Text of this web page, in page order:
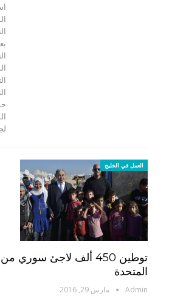
العمل في الخليج
توطين 450 ألف لاجئ
المتحدة
Admin مارس 29, 2016